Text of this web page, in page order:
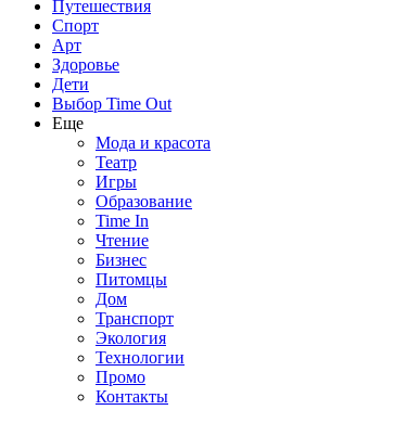
Путешествия
Спорт
Арт
Здоровье
Дети
Выбор Time Out
Еще
Мода и красота
Театр
Игры
Образование
Time In
Чтение
Бизнес
Питомцы
Дом
Транспорт
Экология
Технологии
Промо
Контакты